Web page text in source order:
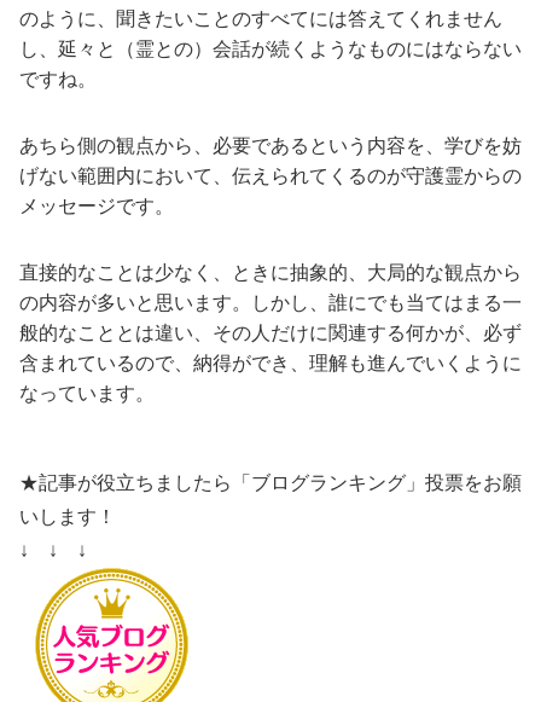
のように、聞きたいことのすべてには答えてくれません
し、延々と（霊との）会話が続くようなものにはならない
ですね。
あちら側の観点から、必要であるという内容を、学びを妨
げない範囲内において、伝えられてくるのが守護霊からの
メッセージです。
直接的なことは少なく、ときに抽象的、大局的な観点から
の内容が多いと思います。しかし、誰にでも当てはまる一
般的なこととは違い、その人だけに関連する何かが、必ず
含まれているので、納得ができ、理解も進んでいくように
なっています。
★記事が役立ちましたら「ブログランキング」投票をお願
いします！
↓ ↓ ↓